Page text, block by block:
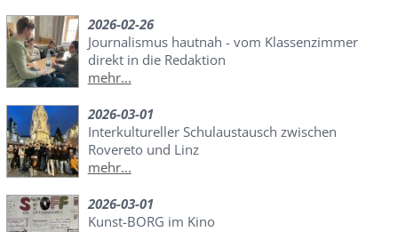
2026-02-26
Journalismus hautnah - vom Klassenzimmer
direkt in die Redaktion
mehr...
2026-03-01
Interkultureller Schulaustausch zwischen
Rovereto und Linz
mehr...
2026-03-01
Kunst-BORG im Kino